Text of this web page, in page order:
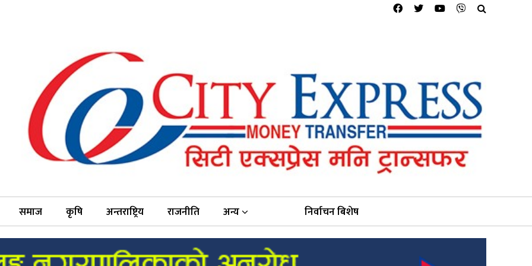
समाज कृषि अन्तराष्ट्रिय राजनीति अन्य निर्वाचन बिशेष